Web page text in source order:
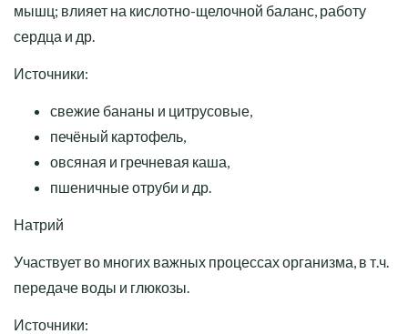
мышц; влияет на кислотно-щелочной баланс, работу
сердца и др.
Источники:
свежие бананы и цитрусовые,
печёный картофель,
овсяная и гречневая каша,
пшеничные отруби и др.
Натрий
Участвует во многих важных процессах организма, в т.ч.
передаче воды и глюкозы.
Источники: